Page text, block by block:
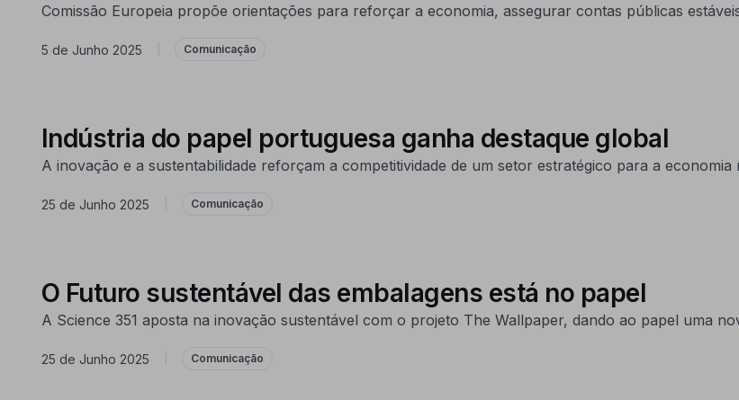
Comissão Europeia propõe orientações para reforçar a economia, assegurar contas públicas
5 de Junho 2025 Comunicação
Indústria do papel portuguesa ganha destaque global
A inovação e a sustentabilidade reforçam a competitividade de um setor estratégico para a economia
25 de Junho 2025 Comunicação
O Futuro sustentável das embalagens está no papel
A Science 351 aposta na inovação sustentável com o projeto The Wallpaper, dando ao papel uma
25 de Junho 2025 Comunicação